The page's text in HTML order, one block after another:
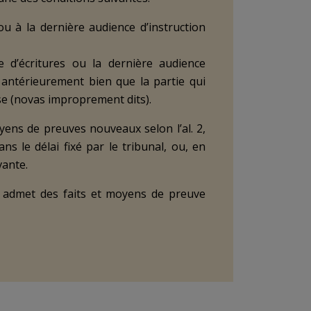
à la dernière audience d’instruction
d’écritures ou la dernière audience
antérieurement bien que la partie qui
(novas improprement dits).
de preuves nouveaux selon l’al. 2,
le délai fixé par le tribunal, ou, en
des faits et moyens de preuve